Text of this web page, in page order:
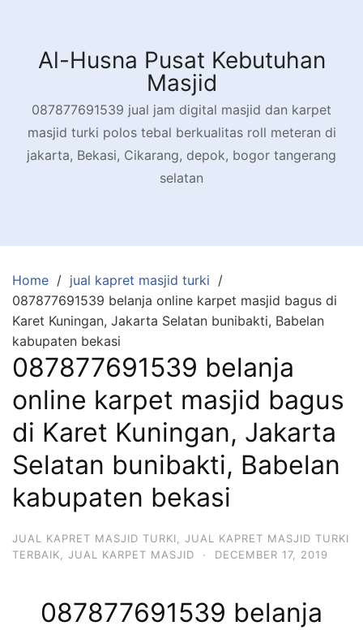
contentAl-Husna Pusat Kebutuhan
Masjid
087877691539 jual jam digital masjid dan karpet
masjid turki polos tebal berkualitas roll meteran di
jakarta, Bekasi, Cikarang, depok, bogor tangerang
selatan
Home
jual kapret masjid turki
087877691539 belanja online karpet masjid bagus di
Karet Kuningan, Jakarta Selatan bunibakti, Babelan
kabupaten bekasi
087877691539 belanja
online karpet masjid bagus
di Karet Kuningan, Jakarta
Selatan bunibakti, Babelan
kabupaten bekasi
JUAL KAPRET MASJID TURKI
JUAL KAPRET MASJID TURKI
TERBAIK
JUAL KARPET MASJID · DECEMBER 17, 2019
087877691539 belanja